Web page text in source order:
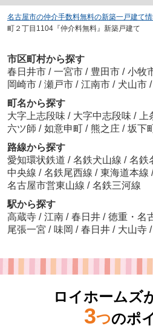
名古屋市の仲介手数料無料の新築一戸建て
町２丁目1104『仲介料無料』新築戸建て
市区町村から探す
春日井市 / 一宮市 / 豊田市 / 小牧
岡崎市 / 瀬戸市 / 江南市 / 犬山市 /
町名から探す
大字上志段味 / 大字中志段味 /
六ツ師 / 如意申町 / 熊之庄 / 坂下
路線から探す
愛知環状鉄道 / 名鉄犬山線 / 名鉄
中央線 / 名鉄尾西線 / 東海道本線 /
名古屋市営東山線 / 名鉄三河線
駅から探す
高蔵寺 / 江南 / 春日井 / 徳重・名
尾張一宮 / 味岡 / 春日井 / 大山寺 /
ロイホームズ
3つのポ